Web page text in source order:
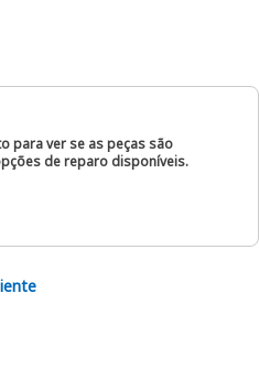
para ver se as peças são
de reparo disponíveis.